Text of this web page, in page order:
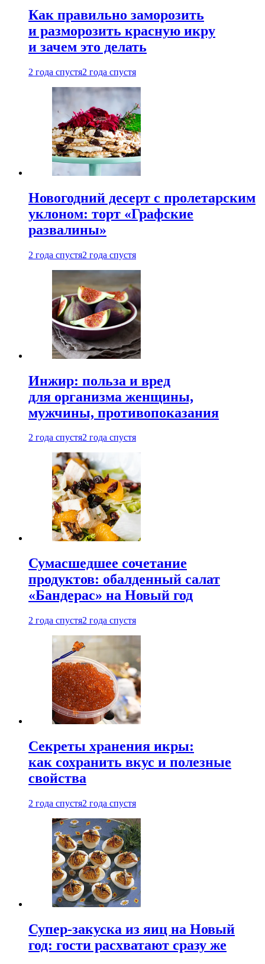
Как правильно заморозить
и разморозить красную икру
и зачем это делать
2 года спустя2 года спустя
Новогодний десерт с пролетарским
уклоном: торт «Графские
развалины»
2 года спустя2 года спустя
Инжир: польза и вред
для организма женщины,
мужчины, противопоказания
2 года спустя2 года спустя
Сумасшедшее сочетание
продуктов: обалденный салат
«Бандерас» на Новый год
2 года спустя2 года спустя
Секреты хранения икры:
как сохранить вкус и полезные
свойства
2 года спустя2 года спустя
Супер-закуска из яиц на Новый
год: гости расхватают сразу же